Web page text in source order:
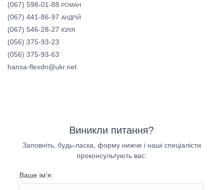
(067) 598-01-88 РОМАН
(067) 441-86-97 АНДРІЙ
(067) 546-28-27 ЮЛІЯ
(056) 375-93-23
(056) 375-93-63
hansa-flexdn@ukr.net
Виникли питання?
Заповніть, будь-ласка, форму нижче і наші спеціалісти
проконсультують вас:
Ваше ім'я: